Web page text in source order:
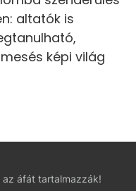
altatók is
képi világ
áfát tartalmazzák!